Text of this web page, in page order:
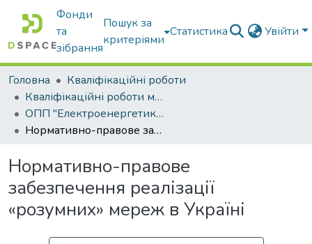
Фонди
та
зібрання
Пошук за
критеріями
Статистика Увійти
Головна
Кваліфікаційні роботи
Кваліфікаційні роботи магістрів
ОПП "Електроенергетика, електротехніка та електромеханіка"
Нормативно-правове забезпечення реалізації «розумних» мереж в Україні
Нормативно-правове
забезпечення реалізації
«розумних» мереж в Україні